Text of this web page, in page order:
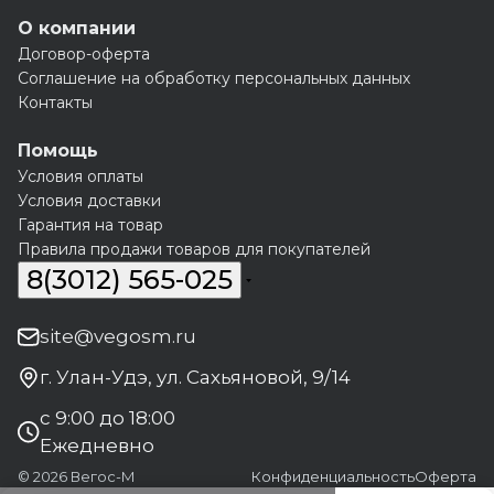
О компании
Договор-оферта
Соглашение на обработку персональных данных
Контакты
Помощь
Условия оплаты
Условия доставки
Гарантия на товар
Правила продажи товаров для покупателей
8(3012) 565-025
site@vegosm.ru
г. Улан-Удэ, ул. Сахьяновой, 9/14
с 9:00 до 18:00
Ежедневно
© 2026 Вегос-М КонфиденциальностьОферта